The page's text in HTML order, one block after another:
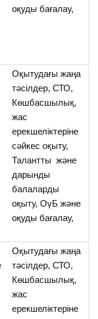
оқуды бағалау,
Оқытудағы жаңа
тәсілдер, СТО,
Көшбасшылық,
жас
ерекшеліктеріне
сәйкес оқыту,
Талантты және
дарынды
балаларды
оқыту, ОүБ және
оқуды бағалау,
Оқытудағы жаңа
тәсілдер, СТО,
Көшбасшылық,
жас
ерекшеліктеріне